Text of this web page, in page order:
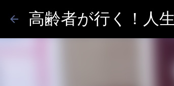
高齢者が行く！人